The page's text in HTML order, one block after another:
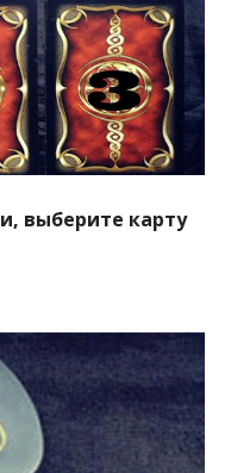
выберите карту